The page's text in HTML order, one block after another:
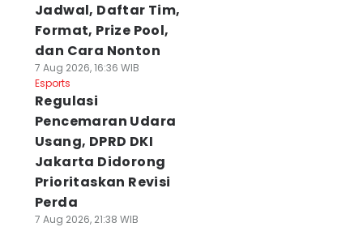
Jadwal, Daftar Tim,
Format, Prize Pool,
dan Cara Nonton
7 Aug 2026, 16:36 WIB
Esports
Regulasi
Pencemaran Udara
Usang, DPRD DKI
Jakarta Didorong
Prioritaskan Revisi
Perda
7 Aug 2026, 21:38 WIB